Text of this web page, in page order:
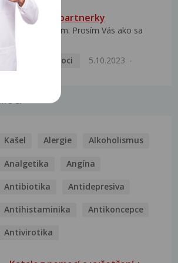
HPV typ 52 u partnerky
Dobrý deň prajem. Prosím Vás ako sa
Pohlavní nemoci
5.10.2023
Kašel Alergie Alkoholismus
Analgetika Angína
Antibiotika Antidepresiva
Antihistaminika Antikoncepce
Antivirotika